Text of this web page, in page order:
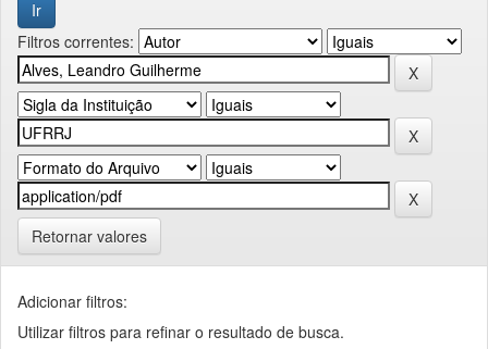
Filtros correntes:
Retornar valores
Adicionar filtros:
Utilizar filtros para refinar o resultado de busca.